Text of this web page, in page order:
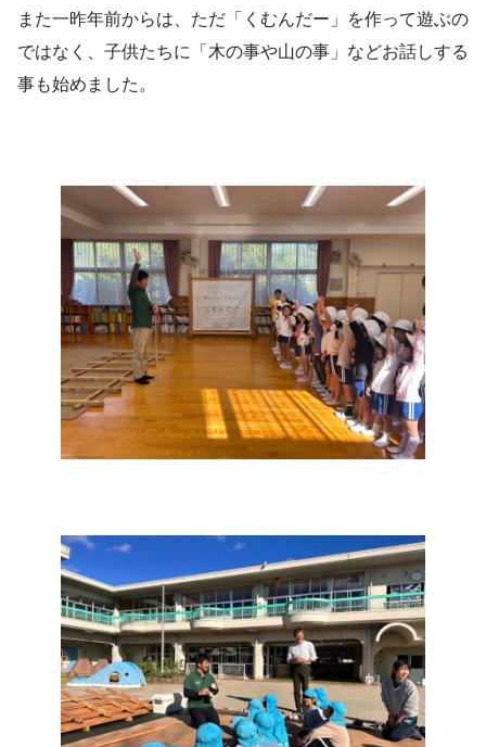
また一昨年前からは、ただ「くむんだー」を作って遊ぶの
ではなく、子供たちに「木の事や山の事」などお話しする
事も始めました。